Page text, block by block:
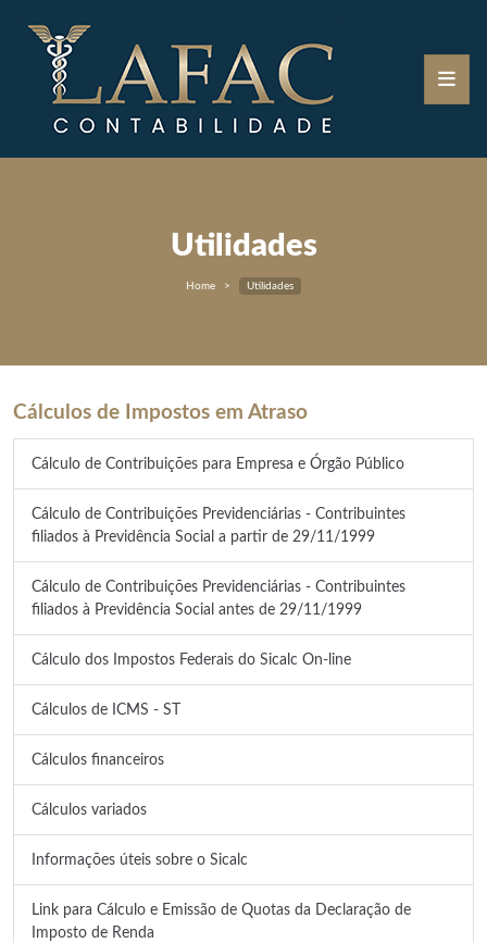
Utilidades
Home Utilidades
Cálculos de Impostos em Atraso
Cálculo de Contribuições para Empresa e Órgão Público
Cálculo de Contribuições Previdenciárias - Contribuintes
filiados à Previdência Social a partir de 29/11/1999
Cálculo de Contribuições Previdenciárias - Contribuintes
filiados à Previdência Social antes de 29/11/1999
Cálculo dos Impostos Federais do Sicalc On-line
Cálculos de ICMS - ST
Cálculos financeiros
Cálculos variados
Informações úteis sobre o Sicalc
Link para Cálculo e Emissão de Quotas da Declaração de
Imposto de Renda